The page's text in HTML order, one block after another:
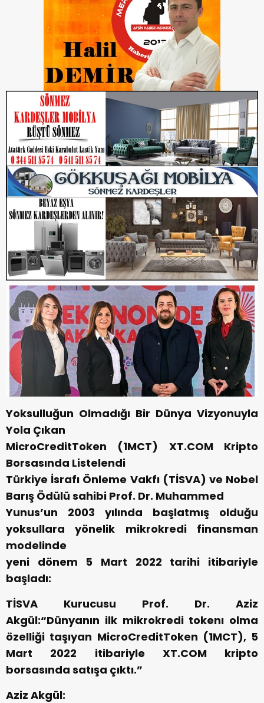
Yoksulluğun Olmadığı Bir Dünya Vizyonuyla
Yola Çıkan
MicroCreditToken (1MCT) XT.COM Kripto
Borsasında Listelendi
Türkiye İsrafı Önleme Vakfı (TİSVA) ve Nobel
Barış Ödülü sahibi Prof. Dr. Muhammed
Yunus’un 2003 yılında başlatmış olduğu
yoksullara yönelik mikrokredi finansman
modelinde
yeni dönem 5 Mart 2022 tarihi itibariyle
başladı:
TİSVA Kurucusu Prof. Dr. Aziz
Akgül:“Dünyanın ilk mikrokredi tokenı olma
özelliği taşıyan MicroCreditToken (1MCT), 5
Mart 2022 itibariyle XT.COM kripto
borsasında satışa çıktı.”
Aziz Akgül: